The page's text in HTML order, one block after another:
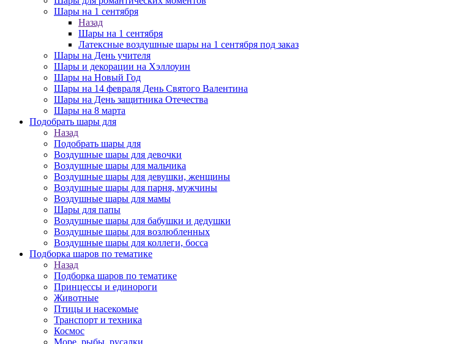
Шары на 1 сентября
Назад
Шары на 1 сентября
Латексные воздушные шары на 1 сентября под заказ
Шары на День учителя
Шары и декорации на Хэллоуин
Шары на Новый Год
Шары на 14 февраля День Святого Валентина
Шары на День защитника Отечества
Шары на 8 марта
Подобрать шары для
Назад
Подобрать шары для
Воздушные шары для девочки
Воздушные шары для мальчика
Воздушные шары для девушки, женщины
Воздушные шары для парня, мужчины
Воздушные шары для мамы
Шары для папы
Воздушные шары для бабушки и дедушки
Воздушные шары для возлюбленных
Воздушные шары для коллеги, босса
Подборка шаров по тематике
Назад
Подборка шаров по тематике
Принцессы и единороги
Животные
Птицы и насекомые
Транспорт и техника
Космос
Море, рыбы, русалки